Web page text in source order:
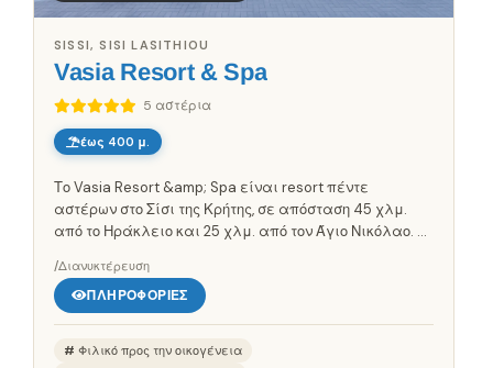
Vasia Resort & Spa
5 αστέρια
SISSI, SISI LASITHIOU
έως 400 μ.
Το Vasia Resort &amp; Spa είναι resort πέντε
αστέρων στο Σίσι της Κρήτης, σε απόσταση 45 χλμ.
από το Ηράκλειο και 25 χλμ. από τον Άγιο Νικόλαο. Το
θέση του προσφέρει...
/Διανυκτέρευση
ΠΛΗΡΟΦΟΡΊΕΣ
Φιλικό προς την οικογένεια